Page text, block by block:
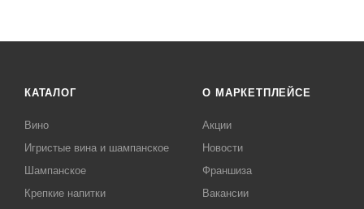
КАТАЛОГ
Вино
Игристые вина и шампанское
Шампанское
Крепкие напитки
О МАРКЕТПЛЕЙСЕ
Акции
Новости
Франшиза
Вакансии